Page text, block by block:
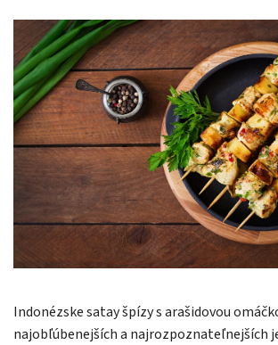
Indonézske satay špízy s arašidovou
najobľúbenejších a najrozpoznateľnejších